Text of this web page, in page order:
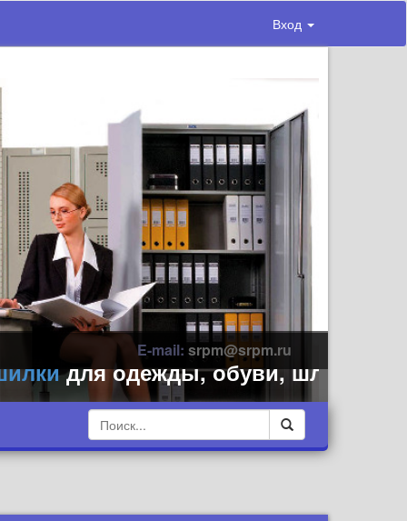
Вход
E-mail: srpm@srpm.ru
для одежды, обуви, шлемов,